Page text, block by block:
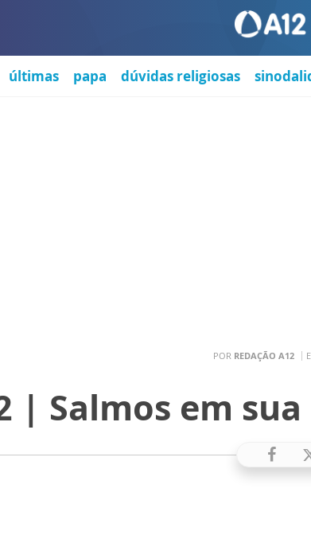
últimas papa dúvidas religiosas
POR REDAÇÃO A12
| Salmos em sua